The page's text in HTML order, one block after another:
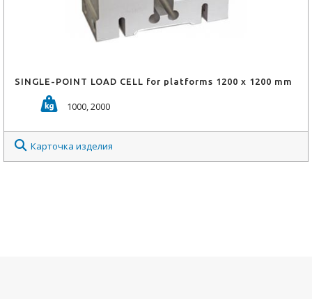
SINGLE-POINT LOAD CELL for platforms 1200 x 1200 mm
1000, 2000
Карточка изделия